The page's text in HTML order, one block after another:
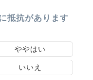
抵抗があります
ややはい
いいえ